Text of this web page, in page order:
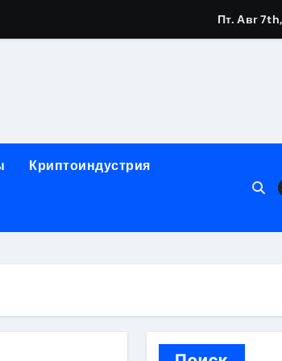
лент
компонентов
и сценарии оформления сделки
Пт. Авг
Криптоиндустрия